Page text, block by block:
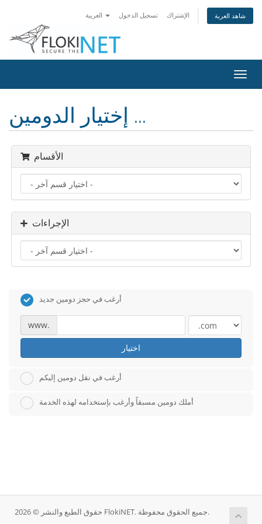
تسجيل الدخول الإشتراك شاهد العربة
تبديل
التنقل
إختيار الدومين ...
الأقسام
الإجراءات
أرغب في حجز دومين جديد
www.
اختيار
أرغب في نقل دومين إليكم
أملك دومين مسبقاً وأرغب بإستخدامه لهذه الخدمة
حقوق الطبع والنشر © 2026 FlokiNET. جميع الحقوق محفوظة.